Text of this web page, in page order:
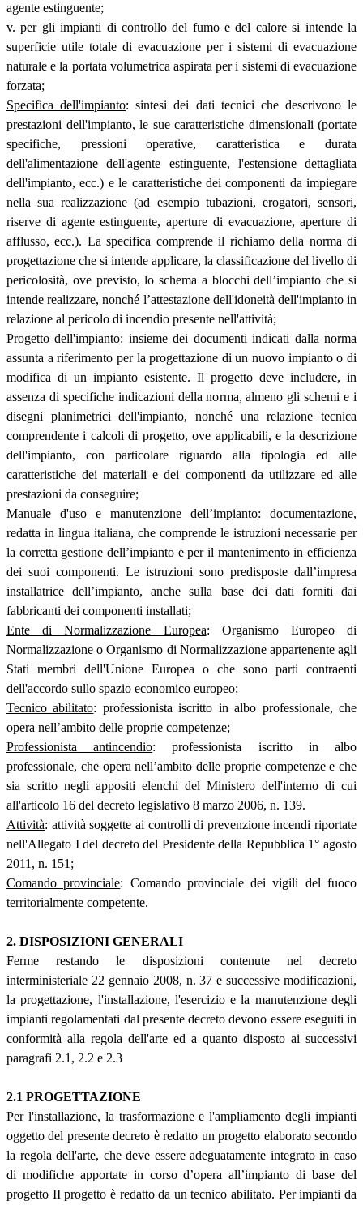
agente estinguente;
v. per gli impianti di controllo del fumo e del calore si intende la
superficie utile totale di evacuazione per i sistemi di evacuazione
naturale e la portata volumetrica aspirata per i sistemi di evacuazione
forzata;
Specifica dell'impianto: sintesi dei dati tecnici che descrivono le
prestazioni dell'impianto, le sue caratteristiche dimensionali (portate
specifiche, pressioni operative, caratteristica e durata
dell'alimentazione dell'agente estinguente, l'estensione dettagliata
dell'impianto, ecc.) e le caratteristiche dei componenti da impiegare
nella sua realizzazione (ad esempio tubazioni, erogatori, sensori,
riserve di agente estinguente, aperture di evacuazione, aperture di
afflusso, ecc.). La specifica comprende il richiamo della norma di
progettazione che si intende applicare, la classificazione del livello di
pericolosità, ove previsto, lo schema a blocchi dell’impianto che si
intende realizzare, nonché l’attestazione dell'idoneità dell'impianto in
relazione al pericolo di incendio presente nell'attività;
Progetto dell'impianto: insieme dei documenti indicati dalla norma
assunta a riferimento per la progettazione di un nuovo impianto o di
modifica di un impianto esistente. Il progetto deve includere, in
assenza di specifiche indicazioni della norma, almeno gli schemi e i
disegni planimetrici dell'impianto, nonché una relazione tecnica
comprendente i calcoli di progetto, ove applicabili, e la descrizione
dell'impianto, con particolare riguardo alla tipologia ed alle
caratteristiche dei materiali e dei componenti da utilizzare ed alle
prestazioni da conseguire;
Manuale d'uso e manutenzione dell’impianto: documentazione,
redatta in lingua italiana, che comprende le istruzioni necessarie per
la corretta gestione dell’impianto e per il mantenimento in efficienza
dei suoi componenti. Le istruzioni sono predisposte dall’impresa
installatrice dell’impianto, anche sulla base dei dati forniti dai
fabbricanti dei componenti installati;
Ente di Normalizzazione Europea: Organismo Europeo di
Normalizzazione o Organismo di Normalizzazione appartenente agli
Stati membri dell'Unione Europea o che sono parti contraenti
dell'accordo sullo spazio economico europeo;
Tecnico abilitato: professionista iscritto in albo professionale, che
opera nell’ambito delle proprie competenze;
Professionista antincendio: professionista iscritto in albo
professionale, che opera nell’ambito delle proprie competenze e che
sia scritto negli appositi elenchi del Ministero dell'interno di cui
all'articolo 16 del decreto legislativo 8 marzo 2006, n. 139.
Attività: attività soggette ai controlli di prevenzione incendi riportate
nell'Allegato I del decreto del Presidente della Repubblica 1° agosto
2011, n. 151;
Comando provinciale: Comando provinciale dei vigili del fuoco
territorialmente competente.
2. DISPOSIZIONI GENERALI
Ferme restando le disposizioni contenute nel decreto
interministeriale 22 gennaio 2008, n. 37 e successive modificazioni,
la progettazione, l'installazione, l'esercizio e la manutenzione degli
impianti regolamentati dal presente decreto devono essere eseguiti in
conformità alla regola dell'arte ed a quanto disposto ai successivi
paragrafi 2.1, 2.2 e 2.3
2.1 PROGETTAZIONE
Per l'installazione, la trasformazione e l'ampliamento degli impianti
oggetto del presente decreto è redatto un progetto elaborato secondo
la regola dell'arte, che deve essere adeguatamente integrato in caso
di modifiche apportate in corso d’opera all’impianto di base del
progetto II progetto è redatto da un tecnico abilitato. Per impianti da